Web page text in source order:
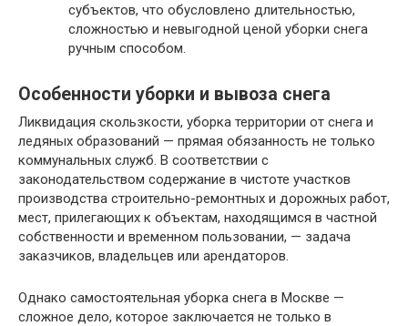
субъектов, что обусловлено длительностью,
сложностью и невыгодной ценой уборки снега
ручным способом.
Особенности уборки и вывоза снега
Ликвидация скользкости, уборка территории от снега и
ледяных образований — прямая обязанность не только
коммунальных служб. В соответствии с
законодательством содержание в чистоте участков
производства строительно-ремонтных и дорожных работ,
мест, прилегающих к объектам, находящимся в частной
собственности и временном пользовании, — задача
заказчиков, владельцев или арендаторов.
Однако самостоятельная уборка снега в Москве —
сложное дело, которое заключается не только в